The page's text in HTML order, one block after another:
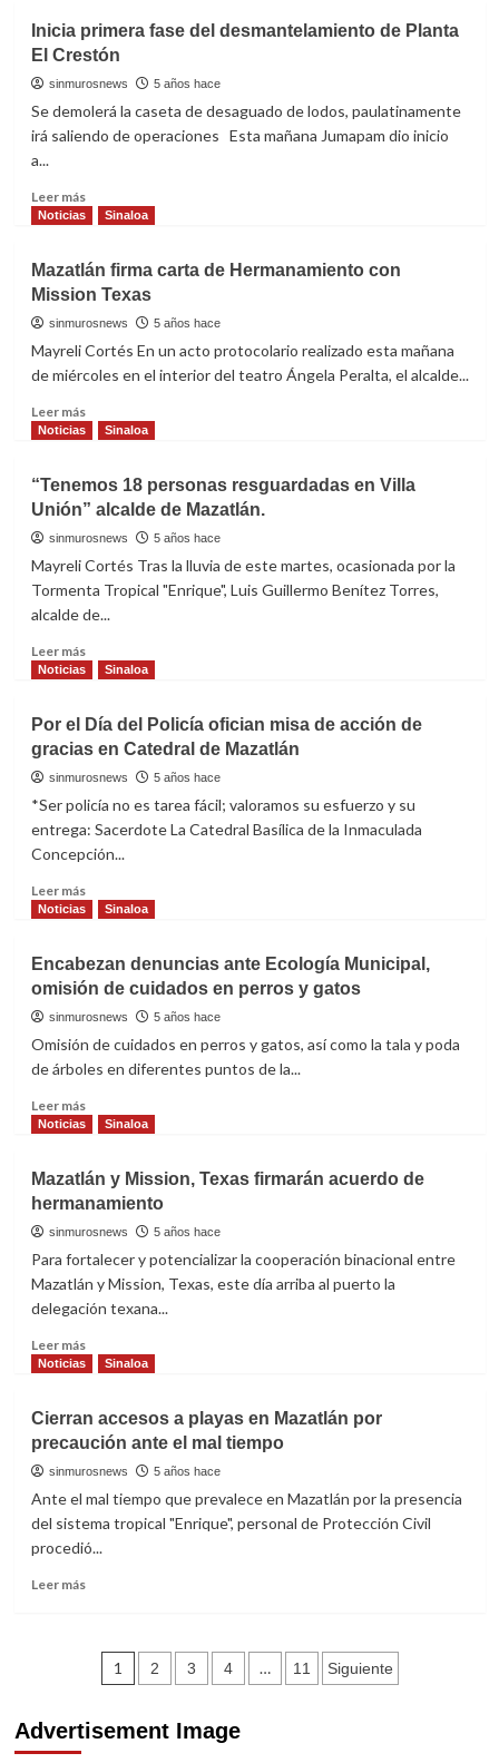
“La
Independencia
protesta
ante
el
Consejo
representantes
en
Sinaloa
Sonora
Inicia primera fase del desmantelamiento de Planta
El Crestón
sinmurosnews 5 años hace
Se demolerá la caseta de desaguado de lodos, paulatinamente
irá saliendo de operaciones Esta mañana Jumapam dio inicio
a...
Leer másRead
more
primera
fase
del
desmantelamiento
Planta
Crestón
Noticias Sinaloa
Mazatlán firma carta de Hermanamiento con
Mission Texas
sinmurosnews 5 años hace
Mayreli Cortés En un acto protocolario realizado esta mañana
de miércoles en el interior del teatro Ángela Peralta, el alcalde...
Leer másRead
more
firma
carta
de
Hermanamiento
Mission
Texas
Noticias Sinaloa
“Tenemos 18 personas resguardadas en Villa
Unión” alcalde de Mazatlán.
sinmurosnews 5 años hace
Mayreli Cortés Tras la lluvia de este martes, ocasionada por la
Tormenta Tropical "Enrique", Luis Guillermo Benítez Torres,
alcalde de...
Leer másRead
more
18
personas
resguardadas
en
Unión”
alcalde
Mazatlán.
Noticias Sinaloa
Por el Día del Policía ofician misa de acción de
gracias en Catedral de Mazatlán
sinmurosnews 5 años hace
*Ser policía no es tarea fácil; valoramos su esfuerzo y su
entrega: Sacerdote La Catedral Basílica de la Inmaculada
Concepción...
Leer másRead
more
el
Día
del
Policía
misa
acción
en
Catedral
de
Noticias Sinaloa
Encabezan denuncias ante Ecología Municipal,
omisión de cuidados en perros y gatos
sinmurosnews 5 años hace
Omisión de cuidados en perros y gatos, así como la tala y poda
de árboles en diferentes puntos de la...
Leer másRead
more
denuncias
ante
Ecología
Municipal,
de
cuidados
perros
y
Noticias Sinaloa
Mazatlán y Mission, Texas firmarán acuerdo de
hermanamiento
sinmurosnews 5 años hace
Para fortalecer y potencializar la cooperación binacional entre
Mazatlán y Mission, Texas, este día arriba al puerto la
delegación texana...
Leer másRead
more
y
Mission,
Texas
firmarán
de
hermanamiento
Noticias Sinaloa
Cierran accesos a playas en Mazatlán por
precaución ante el mal tiempo
sinmurosnews 5 años hace
Ante el mal tiempo que prevalece en Mazatlán por la presencia
del sistema tropical "Enrique", personal de Protección Civil
procedió...
Leer másRead
accesos
en
Navegación
entradas
1 2 3 4 … 11 Siguiente
Advertisement Image